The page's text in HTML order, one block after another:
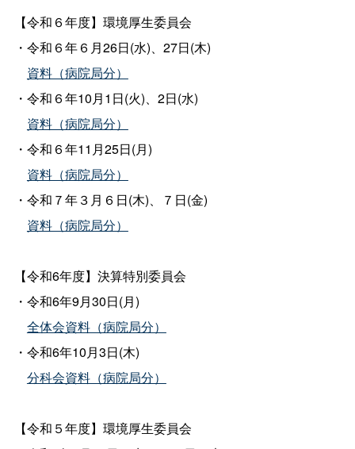
【令和６年度】環境厚生委員会
・令和６年６月26日(水)、27日(木)
資料（病院局分）
・令和６年10月1日(火)、2日(水)
資料（病院局分）
・令和６年11月25日(月)
資料（病院局分）
・令和７年３月６日(木)、７日(金)
資料（病院局分）
【令和6年度】決算特別委員会
・令和6年9月30日(月)
全体会資料（病院局分）
・令和6年10月3日(木)
分科会資料（病院局分）
【令和５年度】環境厚生委員会